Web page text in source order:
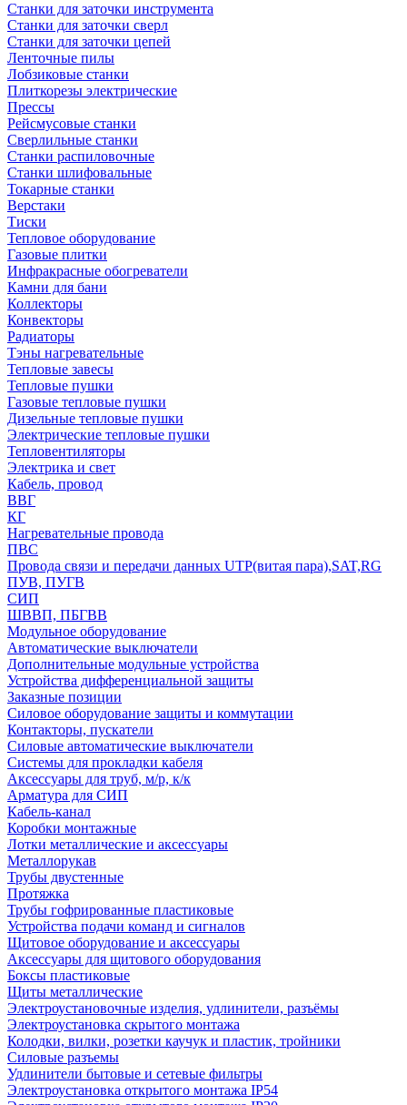
Станки для заточки инструмента
Станки для заточки сверл
Станки для заточки цепей
Ленточные пилы
Лобзиковые станки
Плиткорезы электрические
Прессы
Рейсмусовые станки
Сверлильные станки
Станки распиловочные
Станки шлифовальные
Токарные станки
Верстаки
Тиски
Тепловое оборудование
Газовые плитки
Инфракрасные обогреватели
Камни для бани
Коллекторы
Конвекторы
Радиаторы
Тэны нагревательные
Тепловые завесы
Тепловые пушки
Газовые тепловые пушки
Дизельные тепловые пушки
Электрические тепловые пушки
Тепловентиляторы
Электрика и свет
Кабель, провод
ВВГ
КГ
Нагревательные провода
ПВС
Провода связи и передачи данных UTP(витая пара),SAT,RG
ПУВ, ПУГВ
СИП
ШВВП, ПБГВВ
Модульное оборудование
Автоматические выключатели
Дополнительные модульные устройства
Устройства дифференциальной защиты
Заказные позиции
Силовое оборудование защиты и коммутации
Контакторы, пускатели
Силовые автоматические выключатели
Системы для прокладки кабеля
Аксессуары для труб, м/р, к/к
Арматура для СИП
Кабель-канал
Коробки монтажные
Лотки металлические и аксессуары
Металлорукав
Трубы двустенные
Протяжка
Трубы гофрированные пластиковые
Устройства подачи команд и сигналов
Щитовое оборудование и аксессуары
Аксессуары для щитового оборудования
Боксы пластиковые
Щиты металлические
Электроустановочные изделия, удлинители, разъёмы
Электроустановка скрытого монтажа
Колодки, вилки, розетки каучук и пластик, тройники
Силовые разъемы
Удлинители бытовые и сетевые фильтры
Электроустановка открытого монтажа IP54